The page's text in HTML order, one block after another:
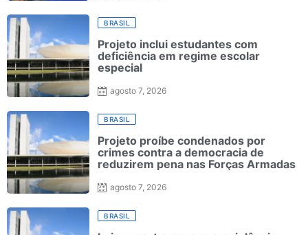
BRASIL
Projeto inclui estudantes com
deficiência em regime escolar
especial
agosto 7, 2026
BRASIL
Projeto proíbe condenados por
crimes contra a democracia de
reduzirem pena nas Forças Armadas
agosto 7, 2026
BRASIL